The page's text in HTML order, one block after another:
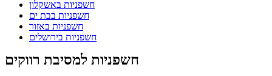
חשפניות באשקלון
חשפניות בבת ים
חשפניות באזור
חשפניות בירושלים
חשפניות למסיבת רווקים